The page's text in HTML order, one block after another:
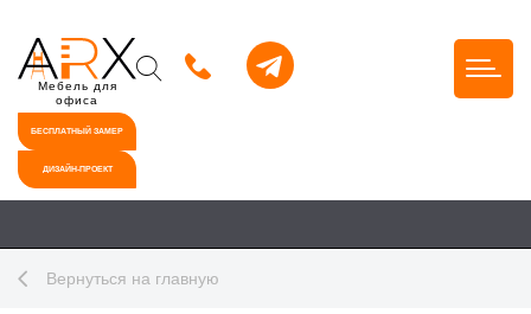
Мебель для
офиса
БЕСПЛАТНЫЙ ЗАМЕР
ДИЗАЙН-ПРОЕКТ
Вернуться на главную